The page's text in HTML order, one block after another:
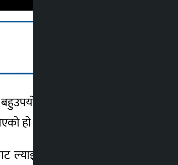
अन्य बिरुवा वितरण गर्न
हो ।
विभिन्न प्रजाजिका ४०